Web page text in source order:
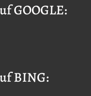
GOOGLE:
BING: